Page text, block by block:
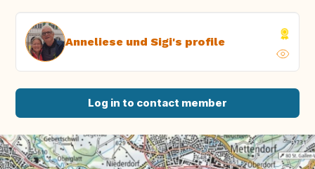
Anneliese und Sigi's profile
Log in to contact member